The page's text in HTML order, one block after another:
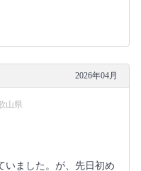
2026年04月
山県
いました。が、先日初め